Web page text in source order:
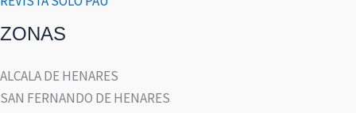
ZONAS
ALCALA DE HENARES
SAN FERNANDO DE HENARES